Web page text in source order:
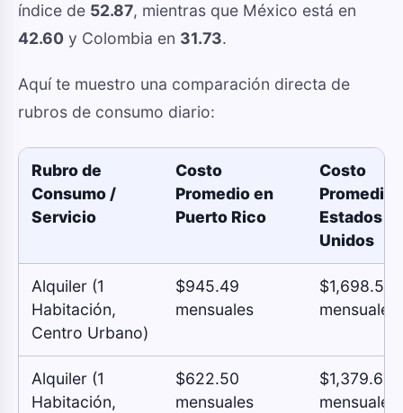
índice de 52.87, mientras que México está en
42.60 y Colombia en 31.73.
Aquí te muestro una comparación directa de
rubros de consumo diario:
Rubro de
Consumo /
Servicio
Costo
Promedio en
Puerto Rico
Costo
Promedio
Estados
Unidos
Alquiler (1
Habitación,
Centro Urbano)
$945.49
mensuales
$1,698.58
mensuales
Alquiler (1
Habitación,
$622.50
mensuales
$1,379.61
mensuales